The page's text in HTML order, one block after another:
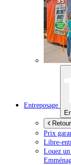
Entreposage
Prix
Libre-
Louez